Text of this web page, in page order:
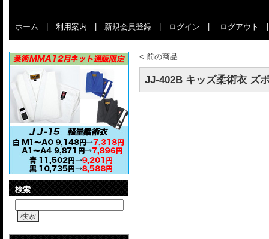
ホーム 利用案内 新規会員登録 ログイン ログアウト
検索
検索
< 前の商品
JJ-402B キッズ柔術衣 ズ